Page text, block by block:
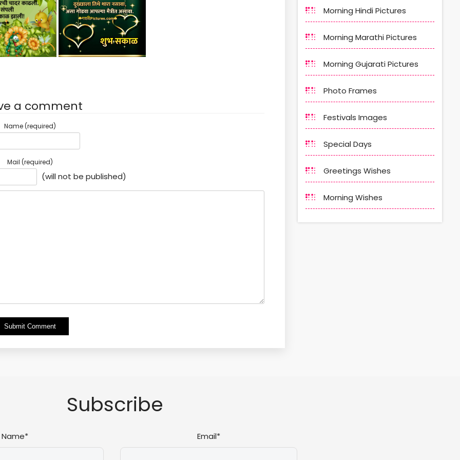
a comment
Name (required)
Mail (required)
(will not be published)
Alternative:
Morning Hindi Pictures
Morning Marathi Pictures
Morning Gujarati Pictures
Photo Frames
Festivals Images
Special Days
Greetings Wishes
Morning Wishes
Subscribe
Name* Email*